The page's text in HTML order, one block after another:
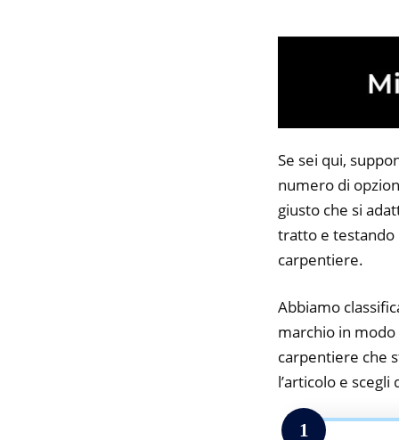
Se sei qui,
numero di
giusto che si
tratto e testando
carpentiere.
Abbiamo
marchio in
carpentiere che
l’articolo e
1